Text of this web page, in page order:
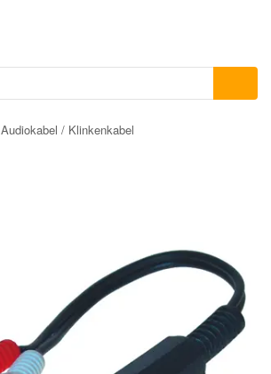
Audiokabel / Klinkenkabel